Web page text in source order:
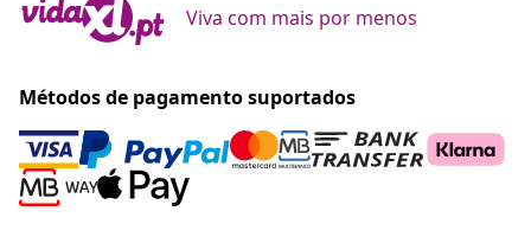
Viva com mais por menos
Métodos de pagamento suportados